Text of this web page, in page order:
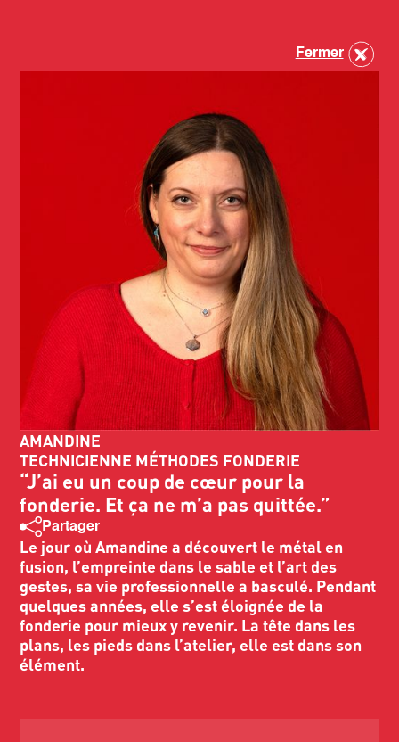
Fermer
AMANDINE
TECHNICIENNE MÉTHODES FONDERIE
“J’ai eu un coup de cœur pour la
fonderie. Et ça ne m’a pas quittée.”
Partager
Le jour où Amandine a découvert le métal en
fusion, l’empreinte dans le sable et l’art des
gestes, sa vie professionnelle a basculé. Pendant
quelques années, elle s’est éloignée de la
fonderie pour mieux y revenir. La tête dans les
plans, les pieds dans l’atelier, elle est dans son
élément.